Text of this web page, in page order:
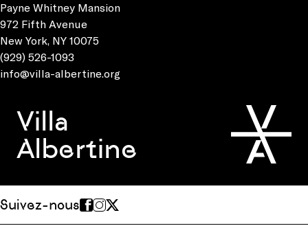
Payne Whitney Mansion
972 Fifth Avenue
New York, NY 10075
(929) 526-1093
info@villa-albertine.org
Villa
Albertine
Suivez-nous